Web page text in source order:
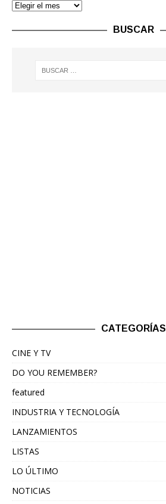
BUSCAR
CATEGORÍAS
CINE Y TV
DO YOU REMEMBER?
featured
INDUSTRIA Y TECNOLOGÍA
LANZAMIENTOS
LISTAS
LO ÚLTIMO
NOTICIAS